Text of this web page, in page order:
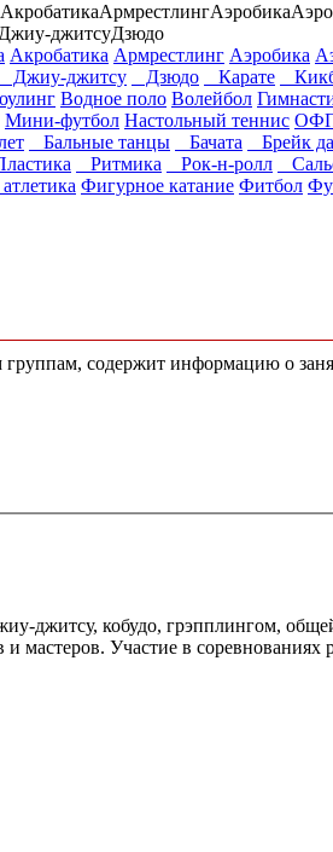
АкробатикаАрмрестлингАэробика
джитсуДзюдо
Акробатика Армрестлинг Аэробика
Джиу-джитсу
Дзюдо Карате
Водное поло Волейбол
Мини-футбол Настольный теннис
Бальные танцы Бачата Брейк
Ритмика Рок-н-ролл
Фигурное катание Фитбол
содержит информацию о
джитсу, кобудо, грэпплингом,
Участие в соревнованиях